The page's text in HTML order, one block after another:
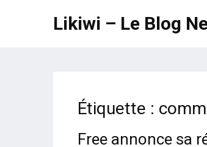
Likiwi – Le Blog
Étiquette :
Free annonce sa